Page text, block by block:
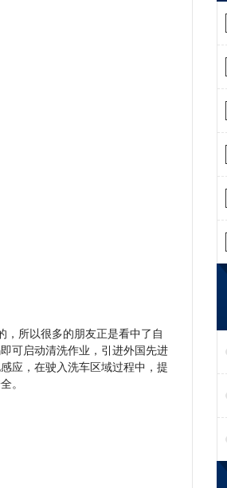
所以很多的朋友正是看中了自
可启动清洗作业，引进外国先进
应，在驶入洗车区域过程中，提
。